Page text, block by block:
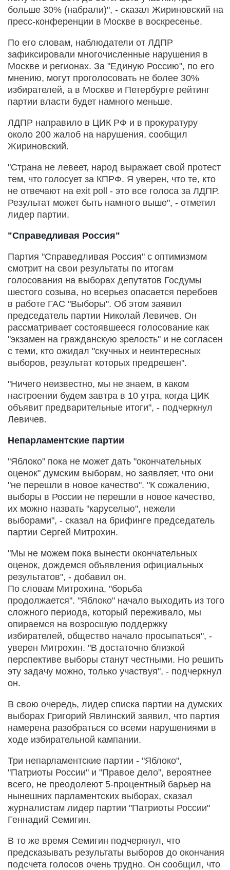
больше 30% (набрали)", - сказал Жириновский на
пресс-конференции в Москве в воскресенье.
По его словам, наблюдатели от ЛДПР
зафиксировали многочисленные нарушения в
Москве и регионах. За "Единую Россию", по его
мнению, могут проголосовать не более 30%
избирателей, а в Москве и Петербурге рейтинг
партии власти будет намного меньше.
ЛДПР направило в ЦИК РФ и в прокуратуру
около 200 жалоб на нарушения, сообщил
Жириновский.
"Страна не левеет, народ выражает свой протест
тем, что голосует за КПРФ. Я уверен, что те, кто
не отвечают на exit poll - это все голоса за ЛДПР.
Результат может быть намного выше", - отметил
лидер партии.
"Справедливая Россия"
Партия "Справедливая Россия" с оптимизмом
смотрит на свои результаты по итогам
голосования на выборах депутатов Госдумы
шестого созыва, но всерьез опасается перебоев
в работе ГАС "Выборы". Об этом заявил
председатель партии Николай Левичев. Он
рассматривает состоявшееся голосование как
"экзамен на гражданскую зрелость" и не согласен
с теми, кто ожидал "скучных и неинтересных
выборов, результат которых предрешен".
"Ничего неизвестно, мы не знаем, в каком
настроении будем завтра в 10 утра, когда ЦИК
объявит предварительные итоги", - подчеркнул
Левичев.
Непарламентские партии
"Яблоко" пока не может дать "окончательных
оценок" думским выборам, но заявляет, что они
"не перешли в новое качество". "К сожалению,
выборы в России не перешли в новое качество,
их можно назвать "каруселью", нежели
выборами", - сказал на брифинге председатель
партии Сергей Митрохин.
"Мы не можем пока вынести окончательных
оценок, дождемся объявления официальных
результатов", - добавил он.
По словам Митрохина, "борьба
продолжается". "Яблоко" начало выходить из того
сложного периода, который переживало, мы
опираемся на возросшую поддержку
избирателей, общество начало просыпаться", -
уверен Митрохин. "В достаточно близкой
перспективе выборы станут честными. Но решить
эту задачу можно, только участвуя", - подчеркнул
он.
В свою очередь, лидер списка партии на думских
выборах Григорий Явлинский заявил, что партия
намерена разобраться со всеми нарушениями в
ходе избирательной кампании.
Три непарламентские партии - "Яблоко",
"Патриоты России" и "Правое дело", вероятнее
всего, не преодолеют 5-процентный барьер на
нынешних парламентских выборах, сказал
журналистам лидер партии "Патриоты России"
Геннадий Семигин.
В то же время Семигин подчеркнул, что
предсказывать результаты выборов до окончания
подсчета голосов очень трудно. Он сообщил, что